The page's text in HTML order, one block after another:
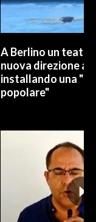
A Berlino un
nuova direzione
installando una
popolare"